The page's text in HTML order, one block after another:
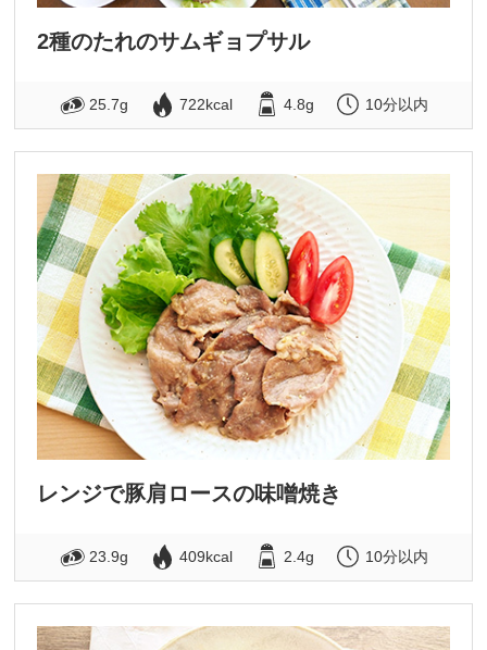
2種のたれのサムギョプサル
25.7g 722kcal 4.8g 10分以内
レンジで豚肩ロースの味噌焼き
23.9g 409kcal 2.4g 10分以内